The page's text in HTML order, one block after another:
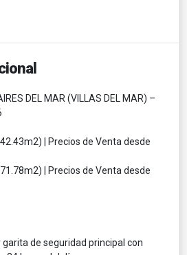
DEL MAR (VILLAS DEL MAR) –
| Precios de Venta desde
| Precios de Venta desde
de seguridad principal con